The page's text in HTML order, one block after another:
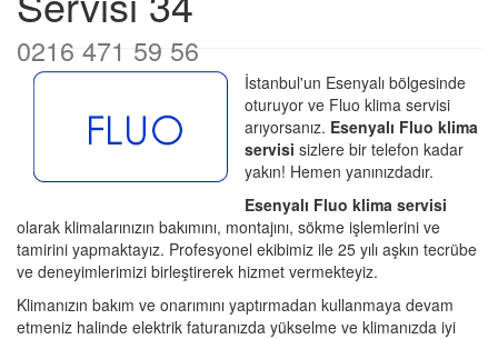
0216 471 59 56
İstanbul'un Esenyalı bölgesinde
oturuyor ve Fluo klima servisi
arıyorsanız. Esenyalı Fluo klima
servisi sizlere bir telefon kadar
yakın! Hemen yanınızdadır.
Esenyalı Fluo klima servisi
olarak klimalarınızın bakımını, montajını, sökme işlemlerini ve
tamirini yapmaktayız. Profesyonel ekibimiz ile 25 yılı aşkın tecrübe
ve deneyimlerimizi birleştirerek hizmet vermekteyiz.
Klimanızın bakım ve onarımını yaptırmadan kullanmaya devam
etmeniz halinde elektrik faturanızda yükselme ve klimanızda iyi